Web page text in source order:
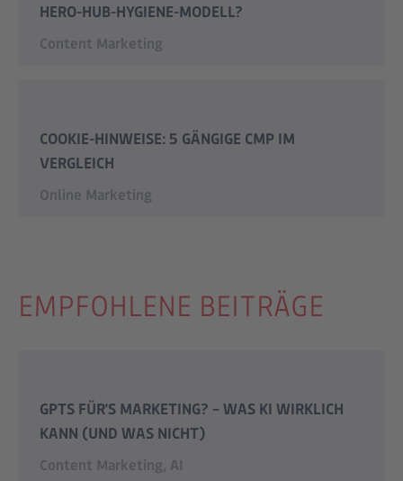
HERO-HUB-HYGIENE-MODELL?
Content Marketing
COOKIE-HINWEISE: 5 GÄNGIGE CMP IM
VERGLEICH
Online Marketing
EMPFOHLENE BEITRÄGE
GPTS FÜR'S MARKETING? – WAS KI WIRKLICH
KANN (UND WAS NICHT)
Content Marketing, AI